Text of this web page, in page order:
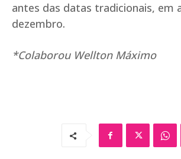
antes das datas tradicionais, em
dezembro.
*Colaborou Wellton Máximo